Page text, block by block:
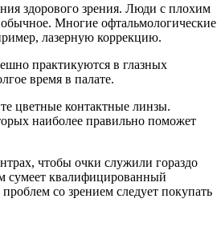
здорового зрения. Люди с плохим
Многие офтальмологические
лазерную коррекцию.
практикуются в глазных
время в палате.
цветные контактные линзы.
наиболее правильно поможет
чтобы очки служили гораздо
сумеет квалифицированный
со зрением следует покупать